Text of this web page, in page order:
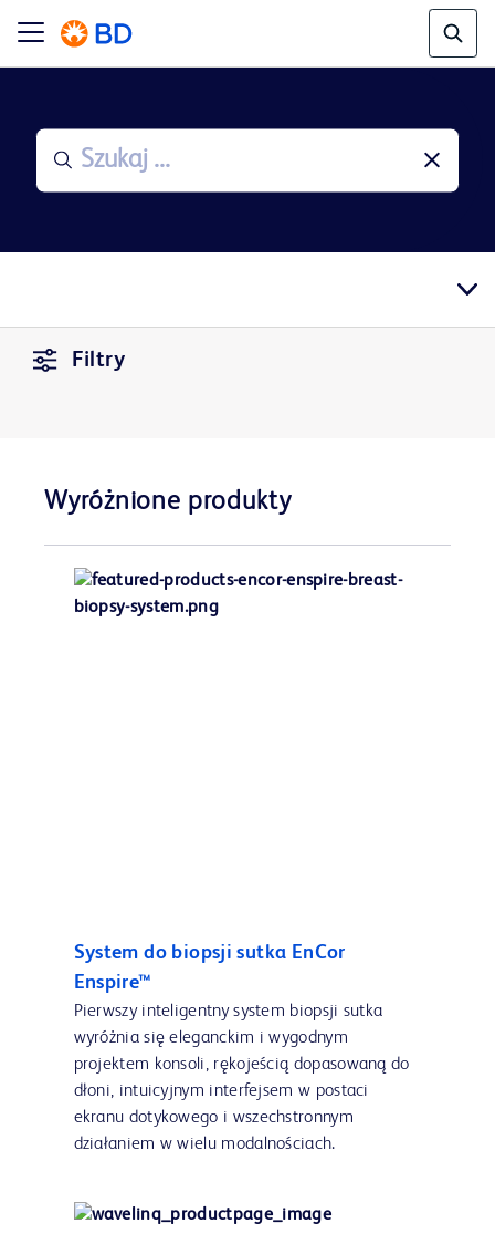
Filtry
Wyróżnione produkty
System do biopsji sutka EnCor
Enspire™
Pierwszy inteligentny system biopsji sutka
wyróżnia się eleganckim i wygodnym
projektem konsoli, rękojeścią dopasowaną do
dłoni, intuicyjnym interfejsem w postaci
ekranu dotykowego i wszechstronnym
działaniem w wielu modalnościach.